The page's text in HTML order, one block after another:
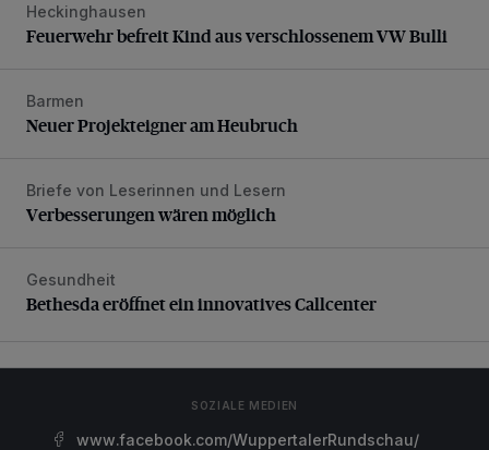
Feuerwehr befreit Kind aus verschlossenem VW Bulli
Heckinghausen
Feuerwehr befreit Kind aus verschlossenem VW Bulli
Neuer Projekteigner am Heubruch
Barmen
Neuer Projekteigner am Heubruch
Verbesserungen wären möglich
Briefe von Leserinnen und Lesern
Verbesserungen wären möglich
Bethesda eröffnet ein innovatives Callcenter
Gesundheit
Bethesda eröffnet ein innovatives Callcenter
SOZIALE MEDIEN
www.facebook.com/WuppertalerRundschau/